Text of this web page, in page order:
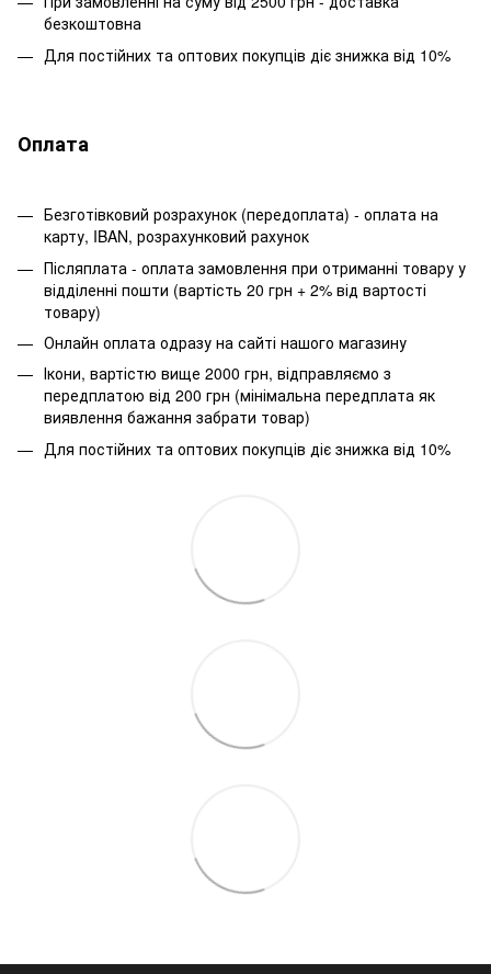
безкоштовна
Для постійних та оптових покупців діє знижка від 10%
Оплата
Безготівковий розрахунок (передоплата) - оплата на
карту, IBAN, розрахунковий рахунок
Післяплата - оплата замовлення при отриманні товару у
відділенні пошти (вартість 20 грн + 2% від вартості
товару)
Онлайн оплата одразу на сайті нашого магазину
Ікони, вартістю вище 2000 грн, відправляємо з
передплатою від 200 грн (мінімальна передплата як
виявлення бажання забрати товар)
Для постійних та оптових покупців діє знижка від 10%